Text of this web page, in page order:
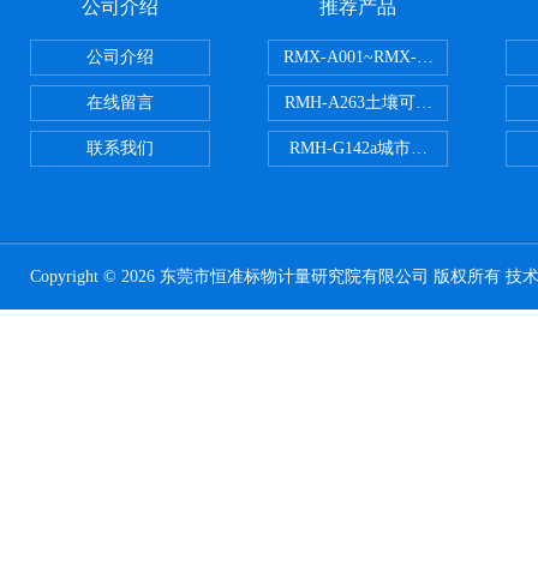
公司介绍
公司介绍
在线留言
联系我们
推荐产品
RMX-A001~RMX-A002丙烯酸涂
RMH-A263土壤可交换酸度分析标
RMH-G142a城市污水处理污泥中
Copyright © 2026 东莞市恒准标物计量研究院有限公司 版权所有 技